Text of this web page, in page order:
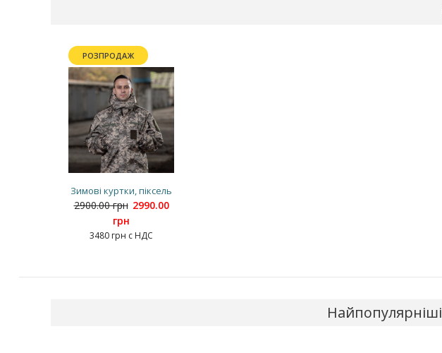
РОЗПРОДАЖ
Зимові куртки, піксель
2900.00 грн 2990.00
грн
3480 грн с НДС
Найпопулярніші